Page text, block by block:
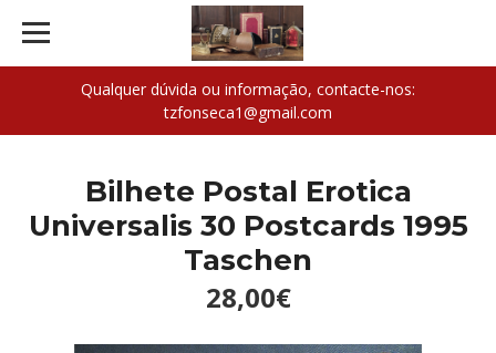
Qualquer dúvida ou informação, contacte-nos:
tzfonseca1@gmail.com
Bilhete Postal Erotica
Universalis 30 Postcards 1995
Taschen
28,00€